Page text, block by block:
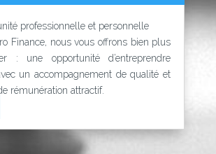
professionnelle et personnelle
Finance, nous vous offrons bien plus
: une opportunité d’entreprendre
un accompagnement de qualité et
rémunération attractif.